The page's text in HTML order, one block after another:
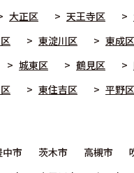
大正区 天王寺区
東淀川区
東成区
城東区 鶴見区
東住吉区
平野区
中市 茨木市 高槻市